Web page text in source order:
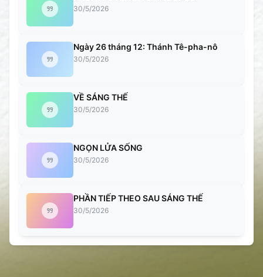
30/5/2026
Ngày 26 tháng 12: Thánh Tê-pha-nô
30/5/2026
VỀ SÁNG THẾ
30/5/2026
NGỌN LỬA SỐNG
30/5/2026
PHẦN TIẾP THEO SAU SÁNG THẾ
30/5/2026